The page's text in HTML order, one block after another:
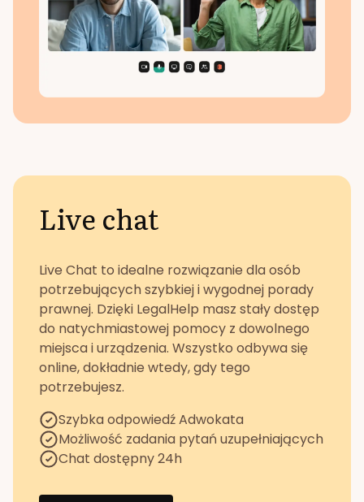
Live chat
Live Chat to idealne rozwiązanie dla osób
potrzebujących szybkiej i wygodnej porady
prawnej. Dzięki LegalHelp masz stały dostęp
do natychmiastowej pomocy z dowolnego
miejsca i urządzenia. Wszystko odbywa się
online, dokładnie wtedy, gdy tego
potrzebujesz.
Szybka odpowiedź Adwokata
Możliwość zadania pytań uzupełniających
Chat dostępny 24h